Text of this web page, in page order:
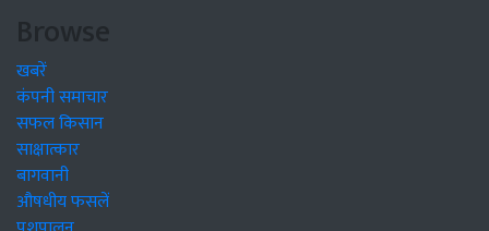
Browse
खबरें
कंपनी समाचार
सफल किसान
साक्षात्कार
बागवानी
औषधीय फसलें